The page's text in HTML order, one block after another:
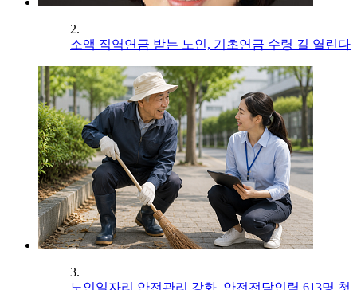
2.
소액 직역연금 받는 노인, 기초연금 수령 길 열린다
3.